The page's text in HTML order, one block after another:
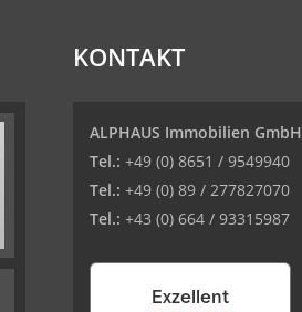
KONTAKT
ALPHAUS Immobilien GmbH
Tel.: +49 (0) 8651 / 9549940
Tel.: +49 (0) 89 / 277827070
Tel.: +43 (0) 664 / 93315987